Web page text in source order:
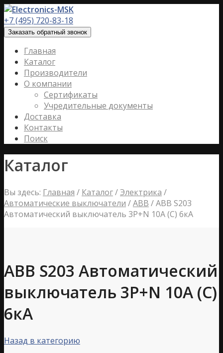
+7 (495) 720-83-18
Заказать обратный звонок
Главная
Каталог
Производители
О компании
Сертификаты
Учредительные документы
Доставка
Контакты
Поиск
Каталог
Вы здесь: Главная / Каталог/ Электрика /
Автоматические выключатели /ABB /ABB S203
Автоматический выключатель 3P+N 10А (С) 6кА
ABB S203 Автоматический
выключатель 3P+N 10А (С)
6кА
Назад в категорию